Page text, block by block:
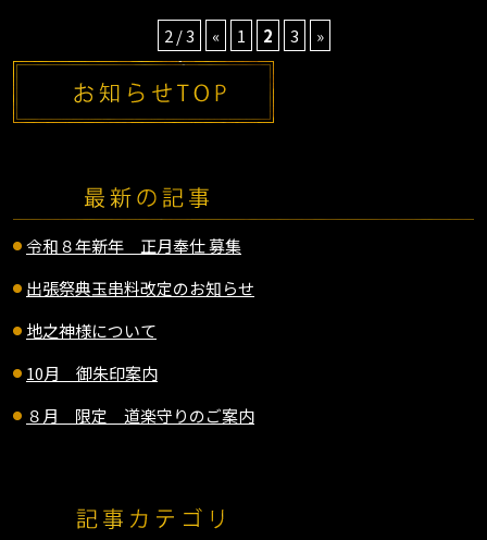
2 / 3 « 1 2 3 »
令和８年新年 正月奉仕 募集
出張祭典玉串料改定のお知らせ
地之神様について
10月 御朱印案内
８月 限定 道楽守りのご案内